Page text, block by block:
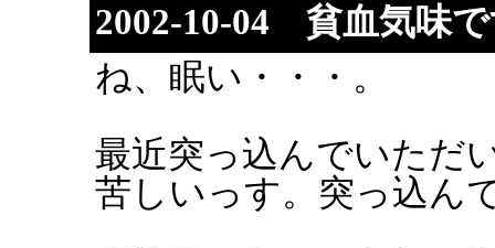
2002-10-04 貧血気味
ね、眠い・・・。
最近突っ込んでいただ
苦しいっす。突っ込ん